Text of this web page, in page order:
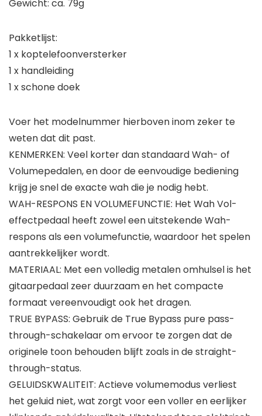
Gewicht: ca. 79g
Pakketlijst:
1 x koptelefoonversterker
1 x handleiding
1 x schone doek
Voer het modelnummer hierboven inom zeker te
weten dat dit past.
KENMERKEN: Veel korter dan standaard Wah- of
Volumepedalen, en door de eenvoudige bediening
krijg je snel de exacte wah die je nodig hebt.
WAH-RESPONS EN VOLUMEFUNCTIE: Het Wah Vol-
effectpedaal heeft zowel een uitstekende Wah-
respons als een volumefunctie, waardoor het spelen
aantrekkelijker wordt.
MATERIAAL: Met een volledig metalen omhulsel is het
gitaarpedaal zeer duurzaam en het compacte
formaat vereenvoudigt ook het dragen.
TRUE BYPASS: Gebruik de True Bypass pure pass-
through-schakelaar om ervoor te zorgen dat de
originele toon behouden blijft zoals in de straight-
through-status.
GELUIDSKWALITEIT: Actieve volumemodus verliest
het geluid niet, wat zorgt voor een voller en eerlijker